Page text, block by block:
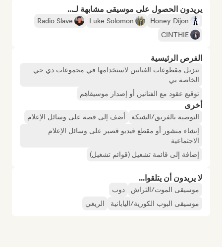
يريدون الحصول على موسيقى مشابهة لـ...
Honey Dijon
Luke Solomon
Radio Slave
CINTHIE
الفرص الرئيسية
تنزيل مقطوعات الفنانين لاستخدامها في مجموعات دي جي
الخاصة بي
توقيع عقود مع الفنانين أو إصدار موسيقاهم
أخرى
التوصية بالفريق/الشبكة
أضف إلى قصة على وسائل الإعلام
إنشاء منشور أو مقطع فيديو قصير على وسائل الإعلام
الاجتماعية
إضافة إلى قائمة تشغيل (قوائم تشغيل)
لا يريدون أن يتلقوا...
موسيقى الموت/الثراش
دوب
موسيقى البوب الكورية/اليابانية
الريغي